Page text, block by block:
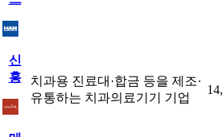
신
흥
치과용 진료대·합금 등을 제조·
유통하는 치과의료기기 기업